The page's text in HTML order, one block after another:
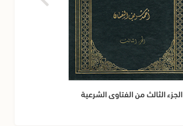
الجزء الثالث من الفتاوى الشرعية